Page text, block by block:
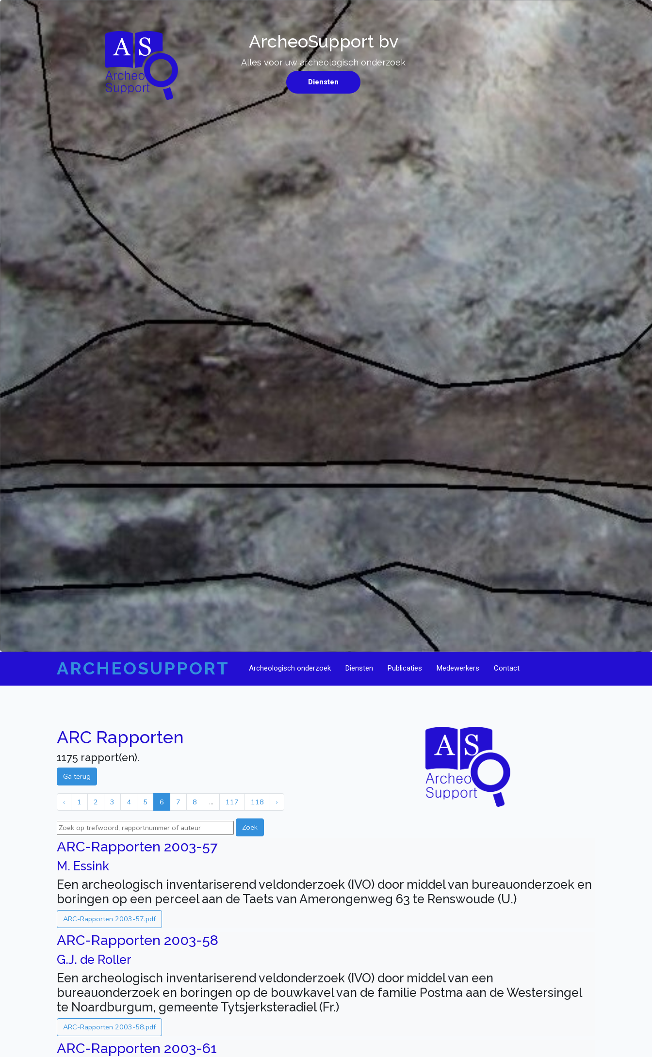
ArcheoSupport bv
Alles voor uw archeologisch onderzoek
Diensten
ARCHEOSUPPORT Archeologisch onderzoek Diensten Publicaties Medewerkers Contact
ARC Rapporten
1175 rapport(en).
Ga terug
‹ 1 2 3 4 5 6 7 8 ... 117 118 ›
Zoek
ARC-Rapporten 2003-57
M. Essink
Een archeologisch inventariserend veldonderzoek (IVO) door middel van bureauonderzoek en
boringen op een perceel aan de Taets van Amerongenweg 63 te Renswoude (U.)
ARC-Rapporten 2003-57.pdf
ARC-Rapporten 2003-58
G.J. de Roller
Een archeologisch inventariserend veldonderzoek (IVO) door middel van een
bureauonderzoek en boringen op de bouwkavel van de familie Postma aan de Westersingel
te Noardburgum, gemeente Tytsjerksteradiel (Fr.)
ARC-Rapporten 2003-58.pdf
ARC-Rapporten 2003-61